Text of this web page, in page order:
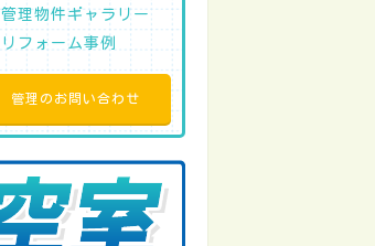
管理物件ギャラリー
リフォーム事例
管理のお問い合わせ